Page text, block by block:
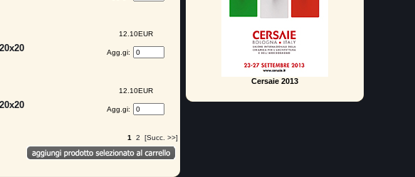
12.10EUR
Agg.gi:
12.10EUR
Agg.gi:
1 2 [Succ. >>]
Cersaie 2013